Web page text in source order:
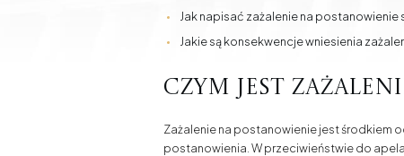
Jak napisać zażalenie na postanowienie
Jakie są konsekwencje wniesienia
Czym jest
Zażalenie na postanowienie jest środkiem
postanowienia. W przeciwieństwie do